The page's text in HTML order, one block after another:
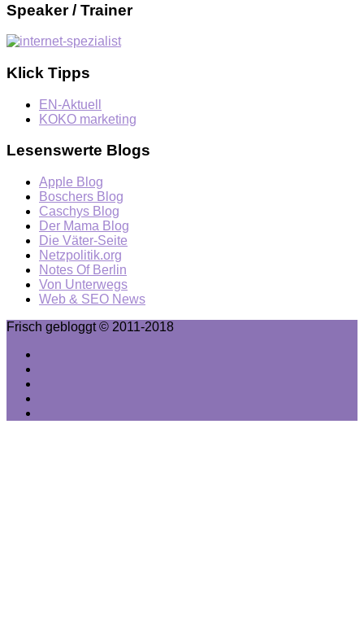
Speaker / Trainer
Klick Tipps
EN-Aktuell
KOKO marketing
Lesenswerte Blogs
Apple Blog
Boschers Blog
Caschys Blog
Der Mama Blog
Die Väter-Seite
Netzpolitik.org
Notes Of Berlin
Von Unterwegs
Web & SEO News
Frisch gebloggt © 2011-2018